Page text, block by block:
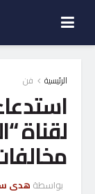
الرئيسية فن
لقناة
مخالفات
بواسطة هدى